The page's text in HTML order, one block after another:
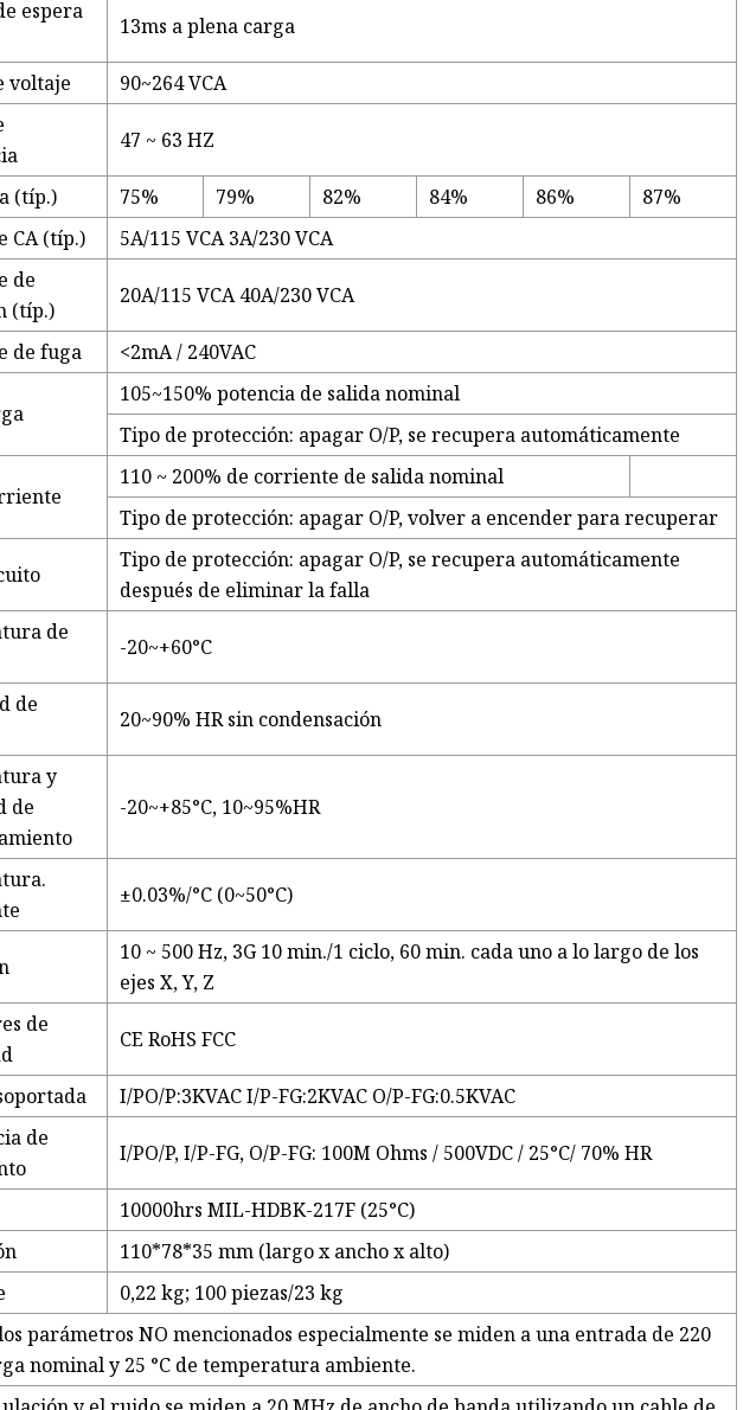
espera
13ms a plena carga
voltaje
90~264 VCA
47 ~ 63 HZ
(típ.) 75% 79% 82% 84% 86%
87%
CA (típ.)
5A/115 VCA 3A/230 VCA
de
(típ.)
20A/115 VCA 40A/230 VCA
de fuga <2mA / 240VAC
105~150% potencia de salida nominal
Tipo de protección: apagar O/P, se recupera automáticamente
110 ~ 200% de corriente de salida nominal
Tipo de protección: apagar O/P, volver a encender para recuperar
Tipo de protección: apagar O/P, se recupera automáticamente
después de eliminar la falla
de
-20~+60°C
de
20~90% HR sin condensación
y
de
-20~+85°C, 10~95%HR
±0.03%/°C (0~50°C)
10 ~ 500 Hz, 3G 10 min./1 ciclo, 60 min. cada uno a lo largo de los
ejes X, Y, Z
de
CE RoHS FCC
I/PO/P:3KVAC I/P-FG:2KVAC O/P-FG:0.5KVAC
de
I/PO/P, I/P-FG, O/P-FG: 100M Ohms / 500VDC / 25°C/ 70% HR
10000hrs MIL-HDBK-217F (25°C)
110*78*35 mm (largo x ancho x alto)
0,22 kg; 100 piezas/23 kg
parámetros NO mencionados especialmente se miden a una entrada de 220
nominal y 25 °C de temperatura ambiente.